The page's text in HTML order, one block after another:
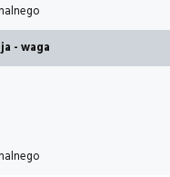
- waga